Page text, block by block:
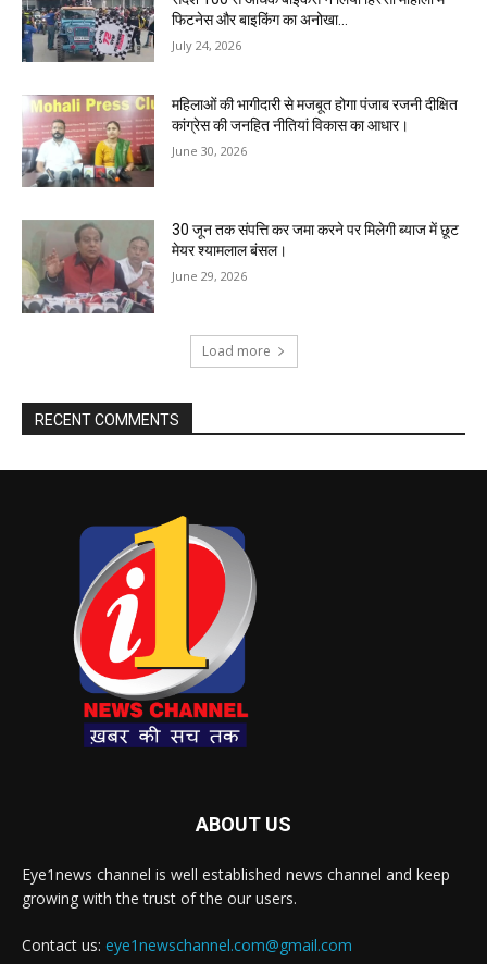
फिटनेस और बाइकिंग का अनोखा...
July 24, 2026
महिलाओं की भागीदारी से मजबूत होगा पंजाब रजनी दीक्षित
कांग्रेस की जनहित नीतियां विकास का आधार।
June 30, 2026
30 जून तक संपत्ति कर जमा करने पर मिलेगी ब्याज में छूट
मेयर श्यामलाल बंसल।
June 29, 2026
Load more
RECENT COMMENTS
ABOUT US
Eye1news channel is well established news channel and keep
growing with the trust of the our users.
Contact us: eye1newschannel.com@gmail.com